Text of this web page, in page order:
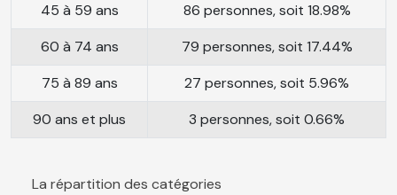
45 à 59 ans
86 personnes, soit 18.98%
60 à 74 ans
79 personnes, soit 17.44%
75 à 89 ans
27 personnes, soit 5.96%
90 ans et plus
3 personnes, soit 0.66%
La répartition des catégories